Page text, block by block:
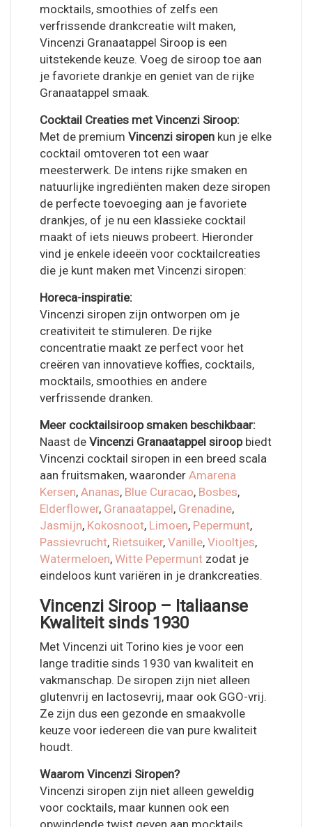
mocktails, smoothies of zelfs een
verfrissende drankcreatie wilt maken,
Vincenzi Granaatappel Siroop is een
uitstekende keuze. Voeg de siroop toe aan
je favoriete drankje en geniet van de rijke
Granaatappel smaak.
Cocktail Creaties met Vincenzi Siroop:
Met de premium Vincenzi siropen kun je elke
cocktail omtoveren tot een waar
meesterwerk. De intens rijke smaken en
natuurlijke ingrediënten maken deze siropen
de perfecte toevoeging aan je favoriete
drankjes, of je nu een klassieke cocktail
maakt of iets nieuws probeert. Hieronder
vind je enkele ideeën voor cocktailcreaties
die je kunt maken met Vincenzi siropen:
Horeca-inspiratie:
Vincenzi siropen zijn ontworpen om je
creativiteit te stimuleren. De rijke
concentratie maakt ze perfect voor het
creëren van innovatieve koffies, cocktails,
mocktails, smoothies en andere
verfrissende dranken.
Meer cocktailsiroop smaken beschikbaar:
Naast de Vincenzi Granaatappel siroopbiedt
Vincenzi cocktail siropen in een breed scala
aan fruitsmaken, waaronder Amarena
Kersen, Ananas, Blue Curacao, Bosbes,
Elderflower, Granaatappel, Grenadine,
Jasmijn, Kokosnoot, Limoen, Pepermunt,
Passievrucht, Rietsuiker, Vanille, Viooltjes,
Watermeloen, Witte Pepermunt zodat je
eindeloos kunt variëren in je drankcreaties.
Vincenzi Siroop – Italiaanse
Kwaliteit sinds 1930
Met Vincenzi uit Torino kies je voor een
lange traditie sinds 1930 van kwaliteit en
vakmanschap. De siropen zijn niet alleen
glutenvrij en lactosevrij, maar ook GGO-vrij.
Ze zijn dus een gezonde en smaakvolle
keuze voor iedereen die van pure kwaliteit
houdt.
Waarom Vincenzi Siropen?
Vincenzi siropen zijn niet alleen geweldig
voor cocktails, maar kunnen ook een
opwindende twist geven aan mocktails,